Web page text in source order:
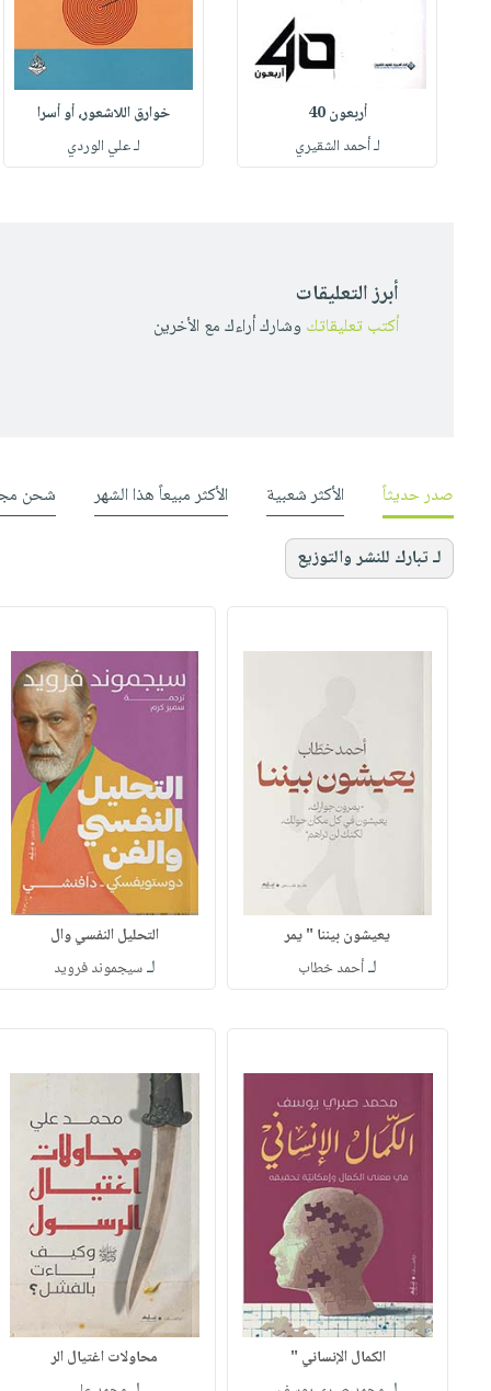
أربعون 40
لـ أحمد الشقيري
خوارق اللاشعور، أو أسرا
لـ علي الوردي
أبرز التعليقات
أكتب تعليقاتك وشارك أراءك مع الأخرين
صدر حديثاً الأكثر شعبية الأكثر مبيعاً هذا الشهر شحن
لـ تبارك للنشر والتوزيع
يعيشون بيننا " يمر
لـأحمد خطاب
التحليل النفسي وال
لـسيجموند فرويد
الكمال الإنساني " محاولات اغتيال الر